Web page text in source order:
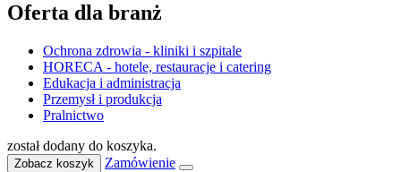
Oferta dla branż
Ochrona zdrowia - kliniki i szpitale
HORECA - hotele, restauracje i catering
Edukacja i administracja
Przemysł i produkcja
Pralnictwo
został dodany do koszyka.
Zobacz koszyk Zamówienie